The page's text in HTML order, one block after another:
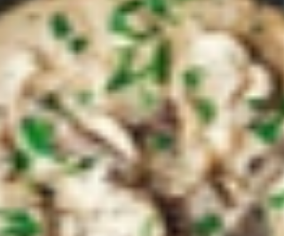
poudre, 30 g de poudre de noix de coco,
50 cl de lait de coco, 2 cuillères à café de
sucre roux, 2 cuillères à soupe d'huile, sel,
poivre Préparation : Mixez la coriandre, le
gingembre, le cumin, l'ail, le girofle, le
curcuma, le pi